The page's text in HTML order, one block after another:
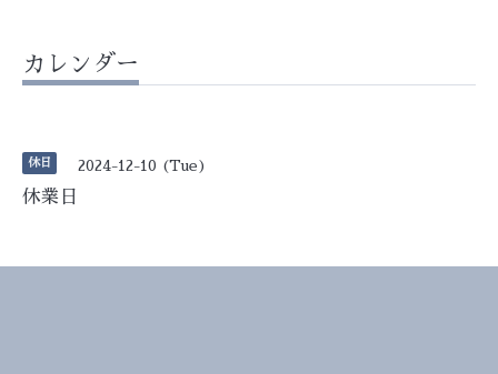
カレンダー
休日 2024-12-10 (Tue)
休業日